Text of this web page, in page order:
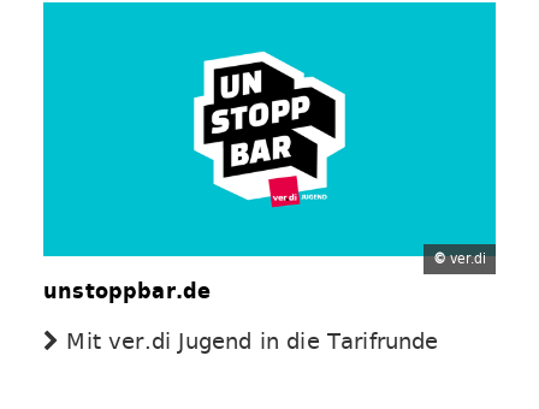
©ver.di
unstoppbar.de
Mit ver.di Jugend in die Tarifrunde